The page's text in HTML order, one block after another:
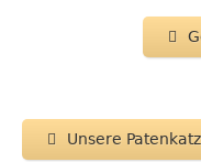
Unsere